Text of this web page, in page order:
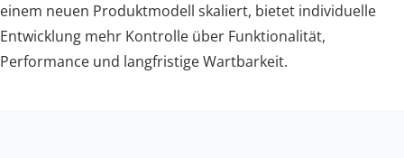
einem neuen Produktmodell skaliert, bietet individuelle
Entwicklung mehr Kontrolle über Funktionalität,
Performance und langfristige Wartbarkeit.